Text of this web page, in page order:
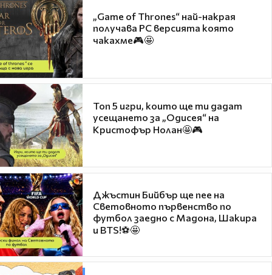
„Game of Thrones“ най-накрая
получава PC версията която
чакахме🎮🤩
Топ 5 игри, които ще ти дадат
усещането за „Одисея“ на
Кристофър Нолан🤩🎮
Джъстин Бийбър ще пее на
Световното първенство по
футбол заедно с Мадона, Шакира
и BTS!⚽🤩